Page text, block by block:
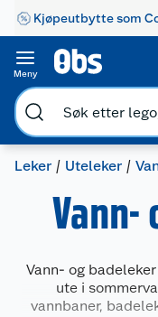
Kjøpeutbytte som
Meny
Leker Uteleker
Vann-
Vann- og
ute i
vannbaner,